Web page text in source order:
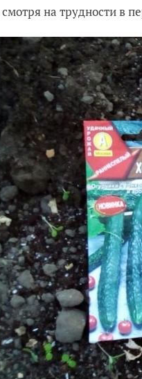
на трудности в